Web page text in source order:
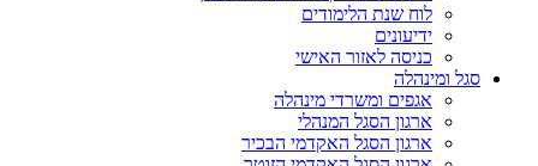
לוח שנת הלימודים
ידיעונים
כניסה לאזור האישי
סגל ומינהלה
אגפים ומשרדי מינהלה
ארגון הסגל המנהלי
ארגון הסגל האקדמי הבכיר